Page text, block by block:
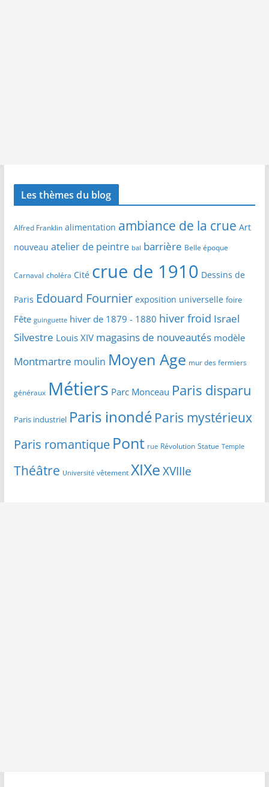
Les thèmes du blog
Alfred Franklin alimentation ambiance de la crue Art
nouveau atelier de peintre bal barrière Belle époque
Carnaval choléra Cité crue de 1910 Dessins de
Paris Edouard Fournier exposition universelle foire
Fête guinguette hiver de 1879 - 1880 hiver froid Israel
Silvestre Louis XIV magasins de nouveautés modèle
Montmartre moulin Moyen Age mur des fermiers
généraux Métiers Parc Monceau Paris disparu
Paris industriel Paris inondé Paris mystérieux
Paris romantique Pont rue Révolution Statue Temple
Théâtre Université vêtement XIXeXVIIIe